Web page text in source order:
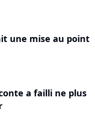
une mise au point
a failli ne plus